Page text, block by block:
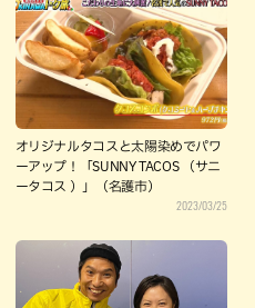
オリジナルタコスと太陽染めでパワ
ーアップ！「SUNNY TACOS （サニ
ータコス ）」（名護市）
2023/03/25